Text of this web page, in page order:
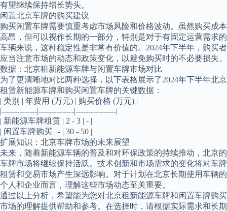
有望继续保持增长势头。
闲置北京车牌的购买建议
购买闲置车牌需要慎重考虑市场风险和价格波动。虽然购买成本
高昂，但可以视作长期的一部分，特别是对于有固定运营需求的
车辆来说，这种稳定性是非常有价值的。2024年下半年，购买者
应当注意市场的动态和政策变化，以避免购买时的不必要损失。
数据：北京租新能源车牌与闲置车牌市场对比
为了更清晰地对比两种选择，以下表格展示了2024年下半年北京
租赁新能源车牌和购买闲置车牌的关键数据：
| 类别 | 年费用 (万元) | 购买价格 (万元) |
|--------------|--------------|----------------|
| 新能源车牌租赁 | 2 - 3 | - |
| 闲置车牌购买 | - | 30 - 50 |
扩展知识：北京车牌市场的未来展望
未来，随着新能源车辆的普及和对环保政策的持续推动，北京的
车牌市场将继续保持活跃。技术创新和市场需求的变化将对车牌
租赁和交易市场产生深远影响。对于计划在北京长期使用车辆的
个人和企业而言，理解这些市场动态至关重要。
通过以上分析，希望能为您对北京租新能源车牌和闲置车牌购买
市场的理解提供帮助和参考。在选择时，请根据实际需求和长期